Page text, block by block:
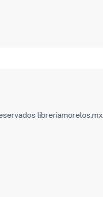
libreriamorelos.mx